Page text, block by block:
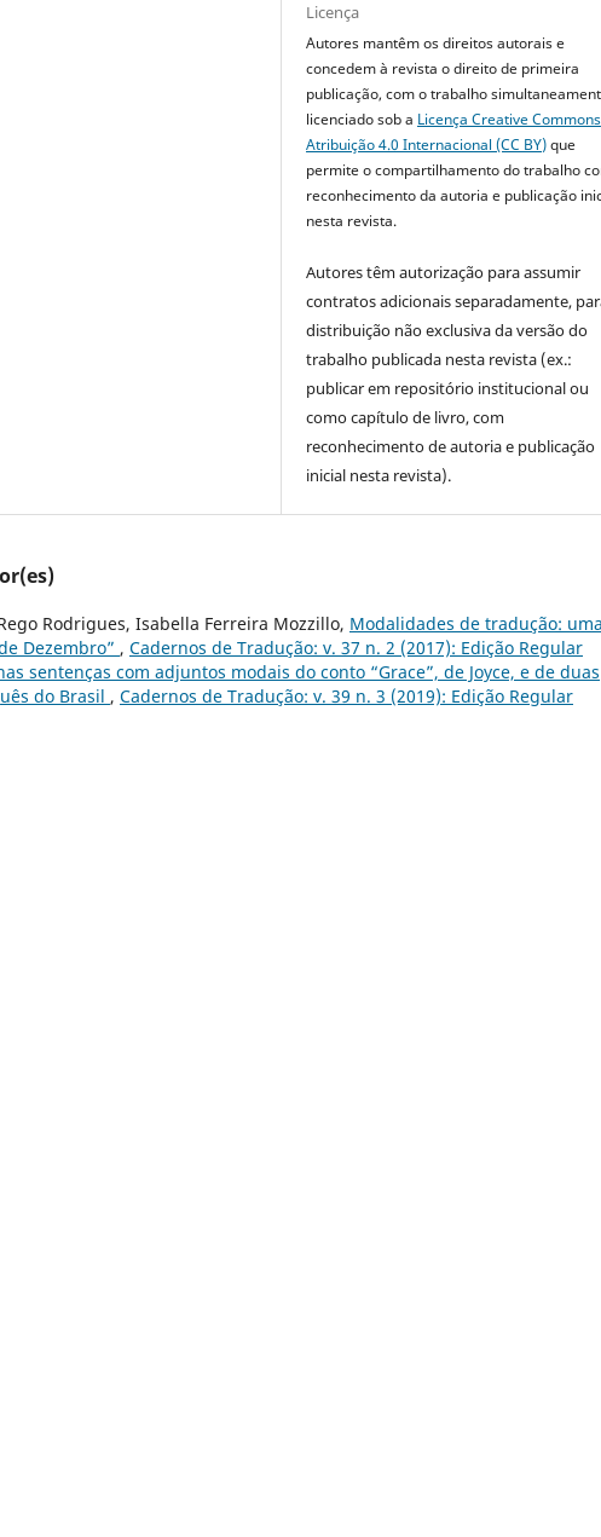
Licença
Autores mantêm os direitos autorais e
concedem à revista o direito de primeira
publicação, com o trabalho
licenciado sob a Licença Creative Commons
Atribuição 4.0 Internacional (CC BY)que
permite o compartilhamento do trabalho
reconhecimento da autoria e publicação
nesta revista.
Autores têm autorização para assumir
contratos adicionais separadamente,
distribuição não exclusiva da versão do
trabalho publicada nesta revista (ex.:
publicar em repositório institucional ou
como capítulo de livro, com
reconhecimento de autoria e publicação
inicial nesta revista).
Rodrigues, Isabella Ferreira Mozzillo, Modalidades de tradução: uma
Dezembro” , Cadernos de Tradução: v. 37 n. 2 (2017): Edição Regular
sentenças com adjuntos modais do conto “Grace”, de Joyce, e de duas
do Brasil , Cadernos de Tradução: v. 39 n. 3 (2019): Edição Regular